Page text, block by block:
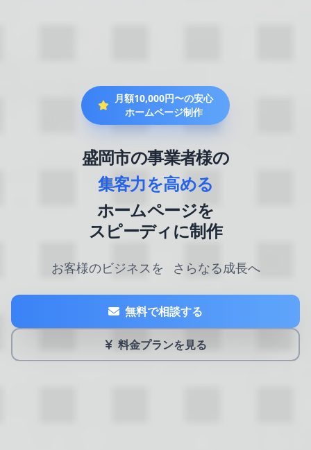
月額10,000円〜の安心
ホームページ制作
盛岡市の事業者様の
集客力を高める
ホームページを
スピーディに制作
お客様のビジネスを さらなる成長へ
無料で相談する
料金プランを見る